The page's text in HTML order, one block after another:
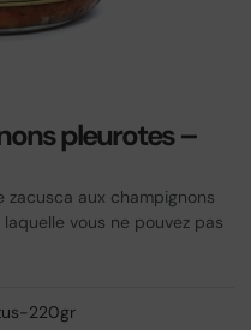
pleurotes –
zacusca aux champignons
vous ne pouvez pas
220gr